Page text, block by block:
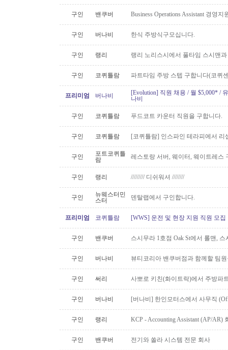
구인 밴쿠버 Business Operations Assistant 경영
구인 버나비 한식 주방식구모십니다.
구인 랭리 랭리 노리스시에서 풀타임 스시맨
구인 코퀴틀람 파트타임 주방 스텝 구합니다(코퀴
프리미엄 버나비
[Evolution] 직원 채용 / 월 $5,000* /
나비
구인 코퀴틀람 푸드코트 카운터 직원을 구합니다.
구인 코퀴틀람 [코퀴틀람] 인스파인 테라피에서 리
구인
포트코퀴틀
람
레스토랑 서버, 웨이터, 웨이트레스
구인 랭리 ///////// 디쉬워셔 ////////
구인
뉴웨스터민
스터
덴탈랩에서 구인합니다.
프리미엄 코퀴틀람 [WWS] 운전 및 현장 지원 직원 모집
구인 밴쿠버 스시무라 1호점 Oak St에서 롤맨,
구인 버나비 뷰티코리아 밴쿠버점과 함께할 팀
구인 써리 사뽀로 키친(화이트락)에서 주방파
구인 버나비 [버나비] 한인모터스에서 사무직
구인 랭리 KCP - Accounting Assistant (AP/
구인 밴쿠버 전기와 쏠라 시스템 전문 회사